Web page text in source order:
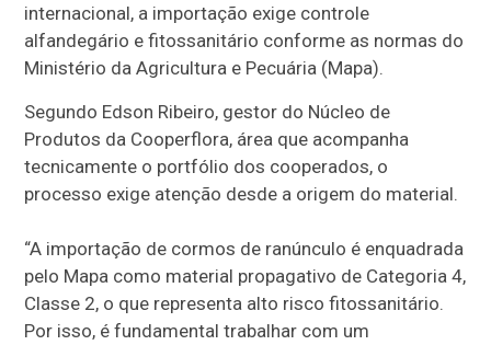
internacional, a importação exige controle
alfandegário e fitossanitário conforme as normas do
Ministério da Agricultura e Pecuária (Mapa).
Segundo Edson Ribeiro, gestor do Núcleo de
Produtos da Cooperflora, área que acompanha
tecnicamente o portfólio dos cooperados, o
processo exige atenção desde a origem do material.
“A importação de cormos de ranúnculo é enquadrada
pelo Mapa como material propagativo de Categoria 4,
Classe 2, o que representa alto risco fitossanitário.
Por isso, é fundamental trabalhar com um